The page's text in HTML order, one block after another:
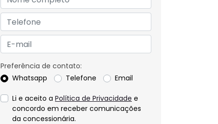
Preferência de contato:
Whatsapp
Telefone Email
Li e aceito a Política de Privacidade e
concordo em receber comunicações
da concessionária.